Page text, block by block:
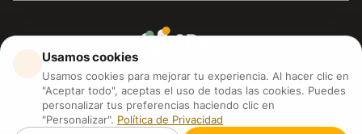
3Bee es el referente de la sostenibilidad, la defensa de
las abejas y la biodiversidad
3Bee S.R.L Via Pastrengo 14, 20159, Milano (MI)
Usamos cookies
Usamos cookies para mejorar tu experiencia. Al hacer clic en
"Aceptar todo", aceptas el uso de todas las cookies. Puedes
personalizar tus preferencias haciendo clic en
"Personalizar". Política de Privacidad